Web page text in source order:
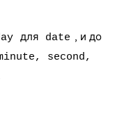
для date , и до
second,